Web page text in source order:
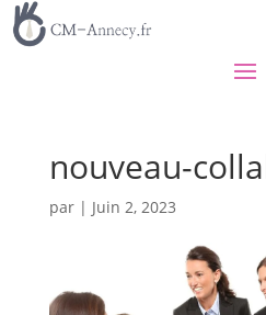
nouveau-
par | Juin 2, 2023